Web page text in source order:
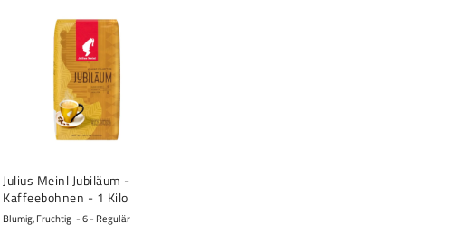
Julius Meinl Jubiläum -
Kaffeebohnen - 1 Kilo
Blumig, Fruchtig 6 - Regulär